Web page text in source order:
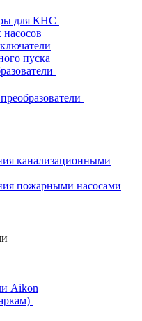
для КНС
пуска
канализационными
пожарными насосами
Aikon